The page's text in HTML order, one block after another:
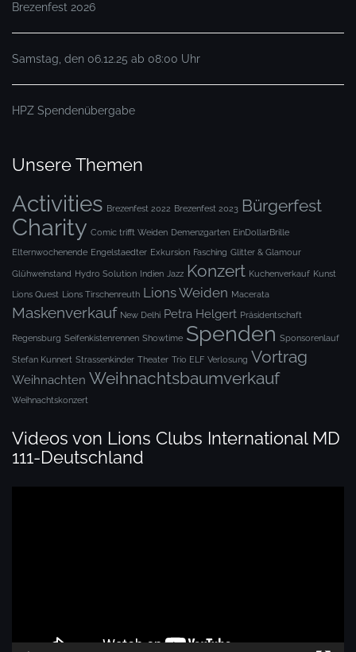
Brezenfest 2026
Samstag, den 06.12.25 ab 08:00 Uhr
HPZ Spendenübergabe
Unsere Themen
Activities Brezenfest 2022 Brezenfest 2023 Bürgerfest
Charity Comic trifft Weiden Demenzgarten EinDollarBrille
Elternwochenende Engelstaedter Exkursion Fasching Glitter & Glamour
Glühweinstand Hydro Solution Indien Jazz Konzert Kuchenverkauf Kunst
Lions Quest Lions Tirschenreuth Lions Weiden Macerata
Maskenverkauf New Delhi Petra Helgert Präsidentschaft
Regensburg Seifenkistenrennen Showtime Spenden Sponsorenlauf
Stefan Kunnert Strassenkinder Theater Trio ELF Verlosung Vortrag
Weihnachten Weihnachtsbaumverkauf
Weihnachtskonzert
Videos von Lions Clubs International MD
111-Deutschland